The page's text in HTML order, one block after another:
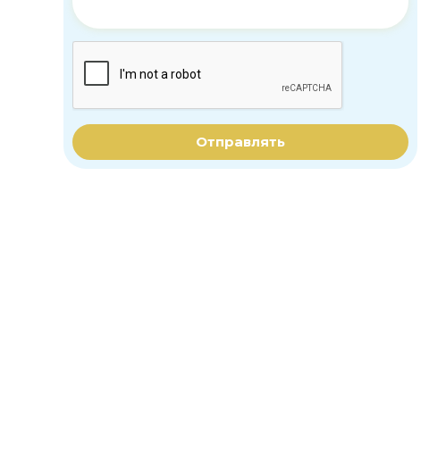
Отправлять